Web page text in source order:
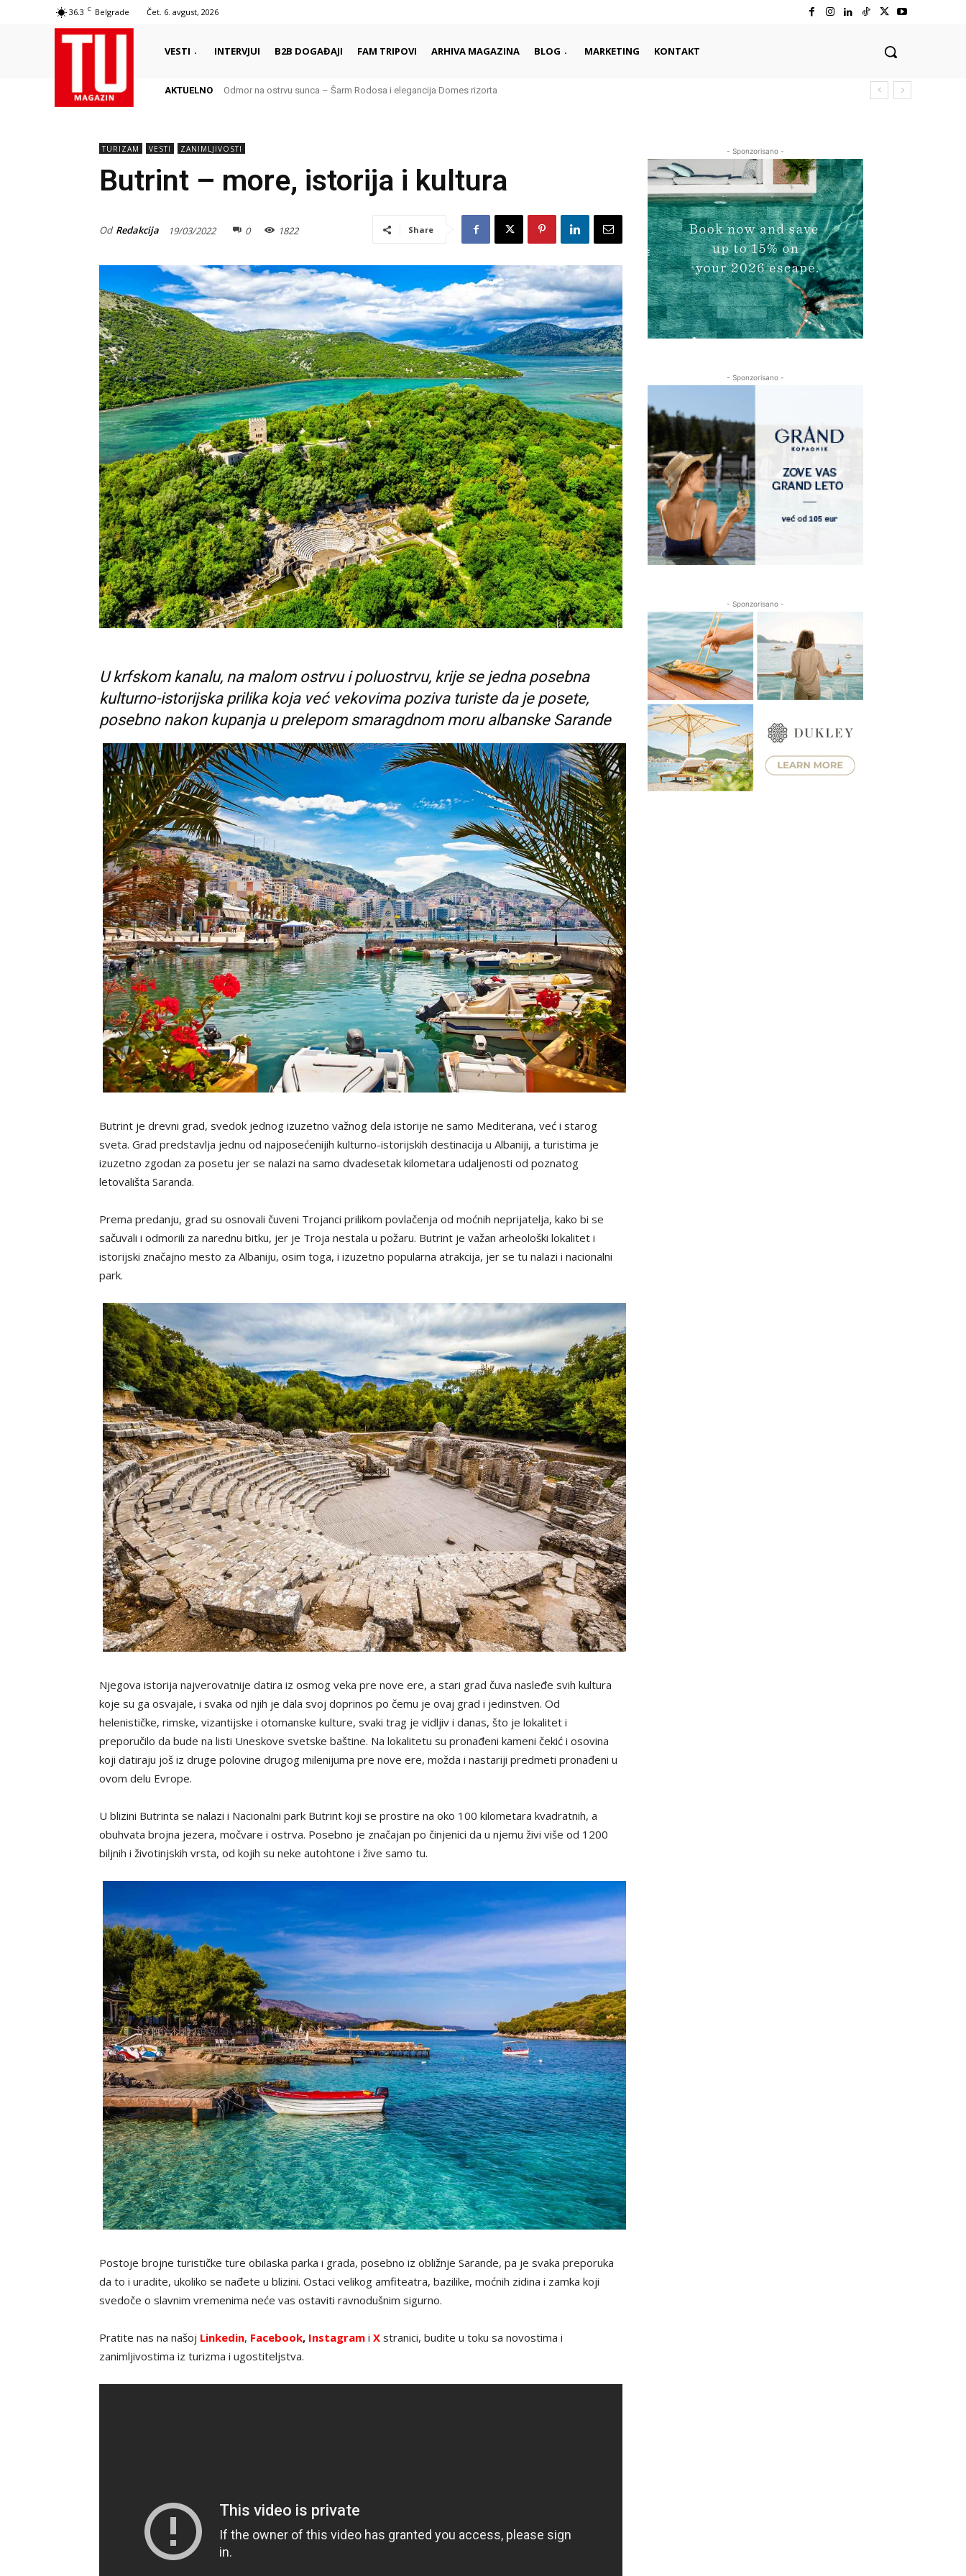
36.3 C Belgrade Čet. 6. avgust, 2026
VESTI INTERVJUI B2B DOGAĐAJI FAM TRIPOVI ARHIVA MAGAZINA BLOG MARKETING KONTAKT
AKTUELNO Autentični biser Italije daleko od gužvi i turista
Odmor na ostrvu sunca – Šarm Rodosa i elegancija Domes rizorta
TURIZAM VESTI ZANIMLJIVOSTI
Butrint – more, istorija i kultura
Od Redakcija 19/03/2022 0 1822 Share
U krfskom kanalu, na malom ostrvu i poluostrvu, krije se jedna posebna
kulturno-istorijska prilika koja već vekovima poziva turiste da je posete,
posebno nakon kupanja u prelepom smaragdnom moru albanske Sarande
Butrint je drevni grad, svedok jednog izuzetno važnog dela istorije ne samo Mediterana, već i starog
sveta. Grad predstavlja jednu od najposećenijih kulturno-istorijskih destinacija u Albaniji, a turistima je
izuzetno zgodan za posetu jer se nalazi na samo dvadesetak kilometara udaljenosti od poznatog
letovališta Saranda.
Prema predanju, grad su osnovali čuveni Trojanci prilikom povlačenja od moćnih neprijatelja, kako bi se
sačuvali i odmorili za narednu bitku, jer je Troja nestala u požaru. Butrint je važan arheološki lokalitet i
istorijski značajno mesto za Albaniju, osim toga, i izuzetno popularna atrakcija, jer se tu nalazi i nacionalni
park.
Njegova istorija najverovatnije datira iz osmog veka pre nove ere, a stari grad čuva nasleđe svih kultura
koje su ga osvajale, i svaka od njih je dala svoj doprinos po čemu je ovaj grad i jedinstven. Od
helenističke, rimske, vizantijske i otomanske kulture, svaki trag je vidljiv i danas, što je lokalitet i
preporučilo da bude na listi Uneskove svetske baštine. Na lokalitetu su pronađeni kameni čekić i osovina
koji datiraju još iz druge polovine drugog milenijuma pre nove ere, možda i nastariji predmeti pronađeni u
ovom delu Evrope.
U blizini Butrinta se nalazi i Nacionalni park Butrint koji se prostire na oko 100 kilometara kvadratnih, a
obuhvata brojna jezera, močvare i ostrva. Posebno je značajan po činjenici da u njemu živi više od 1200
biljnih i životinjskih vrsta, od kojih su neke autohtone i žive samo tu.
Postoje brojne turističke ture obilaska parka i grada, posebno iz obližnje Sarande, pa je svaka preporuka
da to i uradite, ukoliko se nađete u blizini. Ostaci velikog amfiteatra, bazilike, moćnih zidina i zamka koji
svedoče o slavnim vremenima neće vas ostaviti ravnodušnim sigurno.
Pratite nas na našoj Linkedin, Facebook, Instagram i X stranici, budite u toku sa novostima i
zanimljivostima iz turizma i ugostiteljstva.
- Sponzorisano -
- Sponzorisano -
- Sponzorisano -